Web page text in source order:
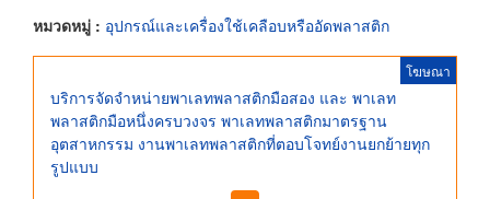
หมวดหมู่ : อุปกรณ์และเครื่องใช้เคลือบหรืออัดพลาสติก
โฆษณา
บริการจัดจำหน่ายพาเลทพลาสติกมือสอง และ พาเลท
พลาสติกมือหนึ่งครบวงจร พาเลทพลาสติกมาตรฐาน
อุตสาหกรรม งานพาเลทพลาสติกที่ตอบโจทย์งานยกย้ายทุก
รูปแบบ